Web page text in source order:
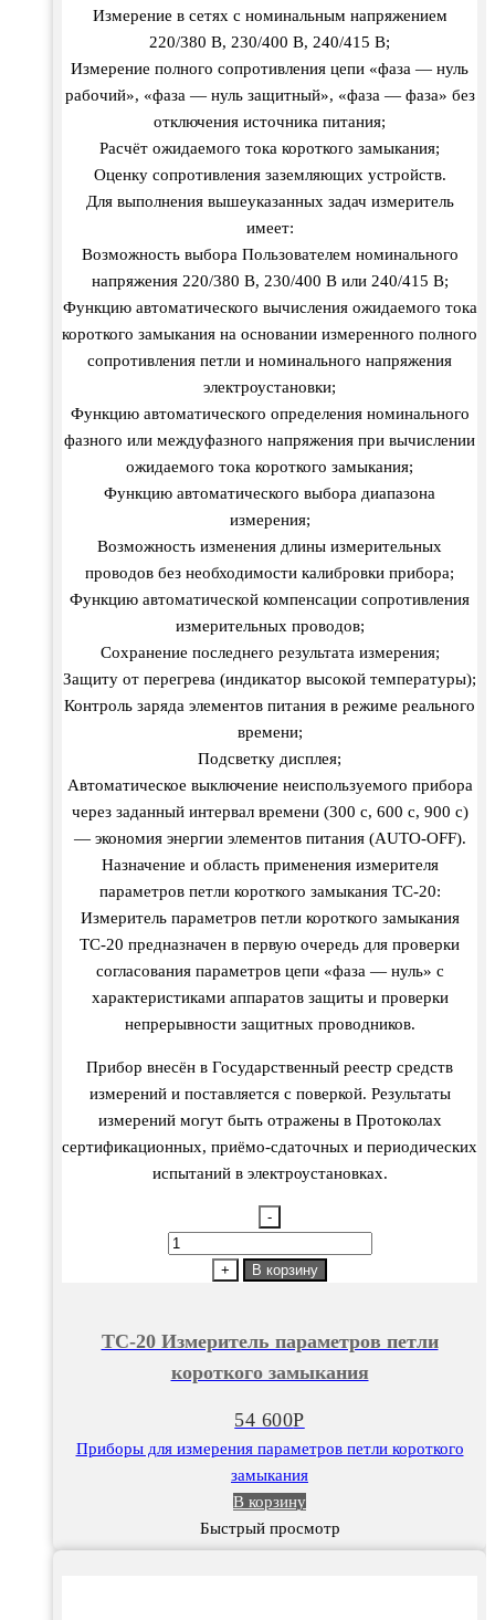
Измерение в сетях с номинальным напряжением
220/380 В, 230/400 В, 240/415 В;
Измерение полного сопротивления цепи «фаза — нуль
рабочий», «фаза — нуль защитный», «фаза — фаза» без
отключения источника питания;
Расчёт ожидаемого тока короткого замыкания;
Оценку сопротивления заземляющих устройств.
Для выполнения вышеуказанных задач измеритель
имеет:
Возможность выбора Пользователем номинального
напряжения 220/380 В, 230/400 В или 240/415 В;
Функцию автоматического вычисления ожидаемого тока
короткого замыкания на основании измеренного полного
сопротивления петли и номинального напряжения
электроустановки;
Функцию автоматического определения номинального
фазного или междуфазного напряжения при вычислении
ожидаемого тока короткого замыкания;
Функцию автоматического выбора диапазона
измерения;
Возможность изменения длины измерительных
проводов без необходимости калибровки прибора;
Функцию автоматической компенсации сопротивления
измерительных проводов;
Сохранение последнего результата измерения;
Защиту от перегрева (индикатор высокой температуры);
Контроль заряда элементов питания в режиме реального
времени;
Подсветку дисплея;
Автоматическое выключение неиспользуемого прибора
через заданный интервал времени (300 с, 600 с, 900 с)
— экономия энергии элементов питания (AUTO-OFF).
Назначение и область применения измерителя
параметров петли короткого замыкания TC-20:
Измеритель параметров петли короткого замыкания
ТС-20 предназначен в первую очередь для проверки
согласования параметров цепи «фаза — нуль» с
характеристиками аппаратов защиты и проверки
непрерывности защитных проводников.
Прибор внесён в Государственный реестр средств
измерений и поставляется с поверкой. Результаты
измерений могут быть отражены в Протоколах
сертификационных, приёмо-сдаточных и периодических
испытаний в электроустановках.
-
Количество
Измеритель
параметров
короткого
замыкания
+ В корзину
TC-20 Измеритель параметров петли
короткого замыкания
54 600Р
Приборы для измерения параметров петли короткого
замыкания
В корзину
Быстрый просмотр